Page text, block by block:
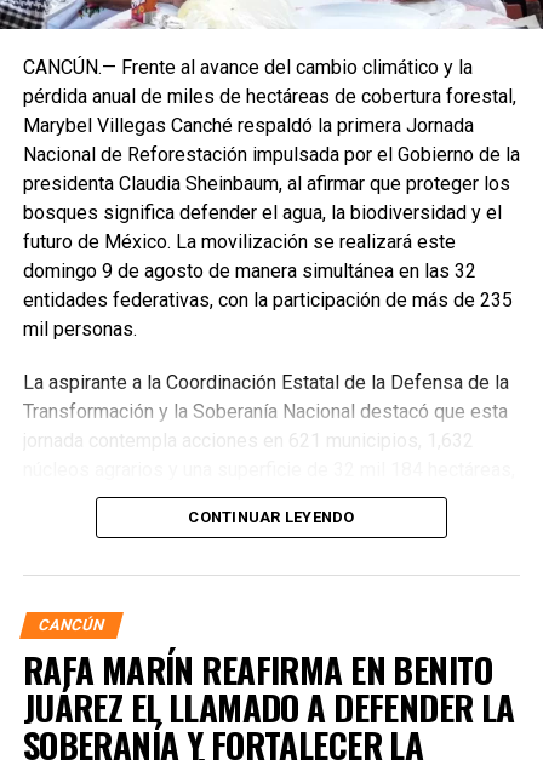
CANCÚN.— Frente al avance del cambio climático y la
pérdida anual de miles de hectáreas de cobertura forestal,
Marybel Villegas Canché respaldó la primera Jornada
Nacional de Reforestación impulsada por el Gobierno de la
presidenta Claudia Sheinbaum, al afirmar que proteger los
bosques significa defender el agua, la biodiversidad y el
futuro de México. La movilización se realizará este
domingo 9 de agosto de manera simultánea en las 32
entidades federativas, con la participación de más de 235
mil personas.
La aspirante a la Coordinación Estatal de la Defensa de la
Transformación y la Soberanía Nacional destacó que esta
jornada contempla acciones en 621 municipios, 1,632
donde se plantarán más de 6.6 millones de árboles,
arbustos y plantas herbáceas, además de la dispersión de
desafíos ambientales del país, que cada año pierde más
de 203 mil hectáreas por deforestación y enfrenta daños
por incendios, plagas y enfermedades.
CONTINUAR LEYENDO
CANCÚN
RAFA MARÍN REAFIRMA EN BENITO
JUÁREZ EL LLAMADO A DEFENDER LA
SOBERANÍA Y FORTALECER LA